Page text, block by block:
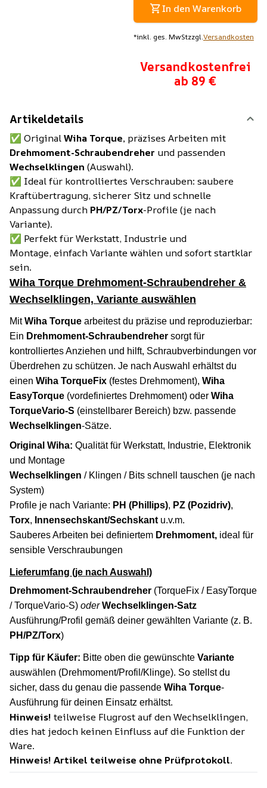
In den Warenkorb
*inkl. ges. MwStzzgl.Versandkosten
Versandkostenfrei
ab 89 €
Artikeldetails
✅ OriginalWiha Torque, präzises Arbeiten mit
Drehmoment-Schraubendreher und passenden
Wechselklingen(Auswahl).
✅ Ideal für kontrolliertes Verschrauben: saubere
Kraftübertragung, sicherer Sitz und schnelle
Anpassung durchPH/PZ/Torx-Profile (je nach
Variante).
✅ Perfekt für Werkstatt, Industrie und
Montage, einfach Variante wählen und sofort startklar
sein.
Wiha Torque Drehmoment-Schraubendreher &
Wechselklingen, Variante auswählen
MitWiha Torque arbeitest du präzise und reproduzierbar:
Ein Drehmoment-Schraubendreher sorgt für
kontrolliertes Anziehen und hilft, Schraubverbindungen vor
Überdrehen zu schützen. Je nach Auswahl erhältst du
einen Wiha TorqueFix (festes Drehmoment), Wiha
EasyTorque (vordefiniertes Drehmoment) oder Wiha
TorqueVario-S (einstellbarer Bereich) bzw. passende
Wechselklingen-Sätze.
Original Wiha: Qualität für Werkstatt, Industrie, Elektronik
und Montage
Wechselklingen / Klingen / Bits schnell tauschen (je nach
System)
Profile je nach Variante: PH (Phillips), PZ (Pozidriv),
Torx, Innensechskant/Sechskant u.v.m.
Sauberes Arbeiten bei definiertem Drehmoment, ideal für
sensible Verschraubungen
Lieferumfang (je nach Auswahl)
Drehmoment-Schraubendreher (TorqueFix / EasyTorque
/ TorqueVario-S) oder Wechselklingen-Satz
Ausführung/Profil gemäß deiner gewählten Variante (z. B.
PH/PZ/Torx)
Tipp für Käufer: Bitte oben die gewünschte Variante
auswählen (Drehmoment/Profil/Klinge). So stellst du
sicher, dass du genau die passende Wiha Torque-
Ausführung für deinen Einsatz erhältst.
Hinweis! teilweise Flugrost auf den Wechselklingen,
dies hat jedoch keinen Einfluss auf die Funktion der
Ware.
Hinweis! Artikel teilweise ohne Prüfprotokoll.